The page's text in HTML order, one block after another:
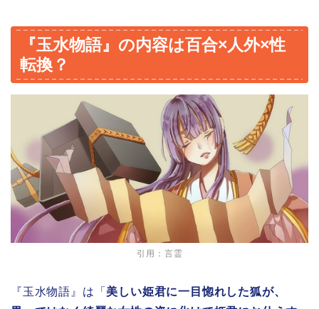
『玉水物語』の内容は百合×人外×性
転換？
引用： 言霊
『玉水物語』は「 美しい姫君に一目惚れした狐が、